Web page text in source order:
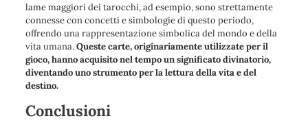
lame maggiori dei tarocchi, ad esempio, sono strettamente
connesse con concetti e simbologie di questo periodo,
offrendo una rappresentazione simbolica del mondo e della
vita umana.Queste carte, originariamente utilizzate per il
gioco, hanno acquisito nel tempo un significato divinatorio,
diventando uno strumento per la lettura della vita e del
destino.
Conclusioni